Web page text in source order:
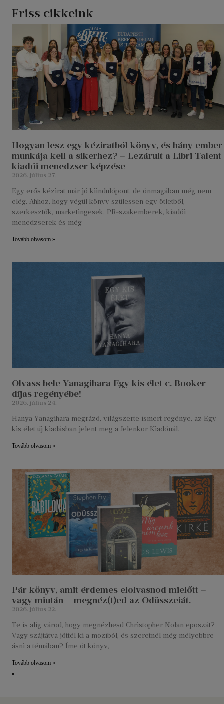
Friss cikkeink
Hogyan lesz egy kéziratból könyv, és hány ember
munkája kell a sikerhez? – Lezárult a Libri Talent
kiadói menedzser képzése
2026. július 27.
Egy erős kézirat már jó kiindulópont, de önmagában még nem
elég. Ahhoz, hogy végül könyv szülessen egy ötletből,
szerkesztők, marketingesek, PR-szakemberek, kiadói
menedzserek és még
Tovább olvasom »
Olvass bele Yanagihara Egy kis élet c. Booker-
díjas regényébe!
2026. július 24.
Hanya Yanagihara megrázó, világszerte ismert regénye, az Egy
kis élet új kiadásban jelent meg a Jelenkor Kiadónál.
Tovább olvasom »
Pár könyv, amit érdemes elolvasnod mielőtt –
vagy miután – megnéz(t)ed az Odüsszeiát.
2026. július 22.
Te is alig várod, hogy megnézhesd Christopher Nolan eposzát?
Vagy szájtátva jöttél ki a moziból, és szeretnél még mélyebbre
ásni a témában? Íme öt könyv,
Tovább olvasom »